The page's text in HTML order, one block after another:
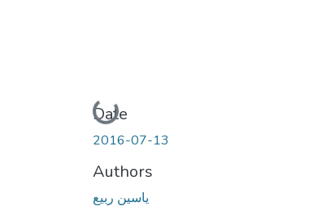
Loading...
Date
2016-07-13
Authors
ياسين ربيع